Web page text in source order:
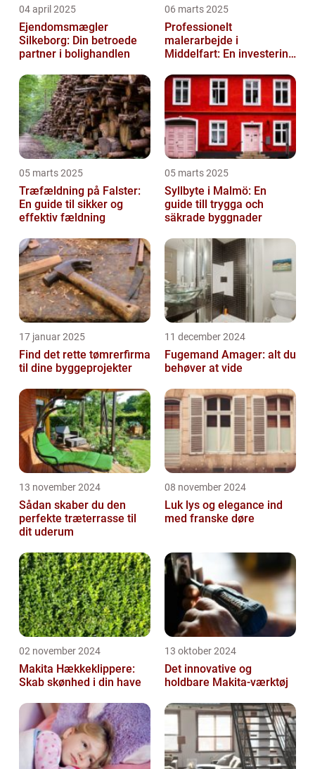
04 april 2025
Ejendomsmægler
Silkeborg: Din betroede
partner i bolighandlen
06 marts 2025
Professionelt
malerarbejde i
Middelfart: En investering
05 marts 2025
Træfældning på Falster:
En guide til sikker og
effektiv fældning
05 marts 2025
Syllbyte i Malmö: En
guide till trygga och
säkrade byggnader
17 januar 2025
Find det rette tømrerfirma
til dine byggeprojekter
11 december 2024
Fugemand Amager: alt du
behøver at vide
13 november 2024
Sådan skaber du den
perfekte træterrasse til
dit uderum
08 november 2024
Luk lys og elegance ind
med franske døre
02 november 2024
Makita Hækkeklippere:
Skab skønhed i din have
13 oktober 2024
Det innovative og
holdbare Makita-værktøj